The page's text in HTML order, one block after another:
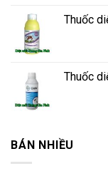
Thuốc
Thuốc
BÁN NHIỀU